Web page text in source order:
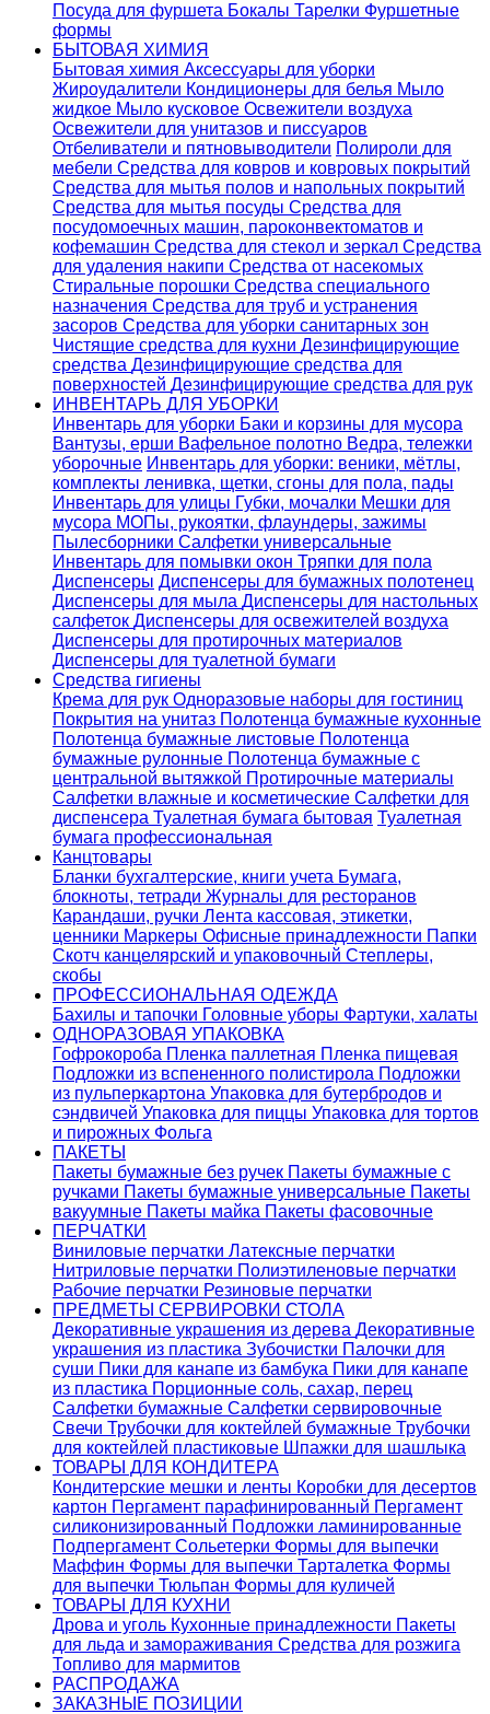
Посуда для фуршета Бокалы Тарелки Фуршетные
формы
БЫТОВАЯ ХИМИЯ
Бытовая химия Аксессуары для уборки
Жироудалители Кондиционеры для белья Мыло
жидкое Мыло кусковое Освежители воздуха
Освежители для унитазов и писсуаров
Отбеливатели и пятновыводители Полироли для
мебели Средства для ковров и ковровых покрытий
Средства для мытья полов и напольных покрытий
Средства для мытья посуды Средства для
посудомоечных машин, пароконвектоматов и
кофемашин Средства для стекол и зеркал Средства
для удаления накипи Средства от насекомых
Стиральные порошки Cредства специального
назначения Средства для труб и устранения
засоров Средства для уборки санитарных зон
Чистящие средства для кухни Дезинфицирующие
средства Дезинфицирующие средства для
поверхностей Дезинфицирующие средства для рук
ИНВЕНТАРЬ ДЛЯ УБОРКИ
Инвентарь для уборки Баки и корзины для мусора
Вантузы, ерши Вафельное полотно Ведра, тележки
уборочные Инвентарь для уборки: веники, мётлы,
комплекты ленивка, щетки, сгоны для пола, пады
Инвентарь для улицы Губки, мочалки Мешки для
мусора МОПы, рукоятки, флаундеры, зажимы
Пылесборники Салфетки универсальные
Инвентарь для помывки окон Тряпки для пола
Диспенсеры Диспенсеры для бумажных полотенец
Диспенсеры для мыла Диспенсеры для настольных
салфеток Диспенсеры для освежителей воздуха
Диспенсеры для протирочных материалов
Диспенсеры для туалетной бумаги
Средства гигиены
Крема для рук Одноразовые наборы для гостиниц
Покрытия на унитаз Полотенца бумажные кухонные
Полотенца бумажные листовые Полотенца
бумажные рулонные Полотенца бумажные с
центральной вытяжкой Протирочные материалы
Салфетки влажные и косметические Салфетки для
диспенсера Туалетная бумага бытовая Туалетная
бумага профессиональная
Канцтовары
Бланки бухгалтерские, книги учета Бумага,
блокноты, тетради Журналы для ресторанов
Карандаши, ручки Лента кассовая, этикетки,
ценники Маркеры Офисные принадлежности Папки
Скотч канцелярский и упаковочный Степлеры,
скобы
ПРОФЕССИОНАЛЬНАЯ ОДЕЖДА
Бахилы и тапочки Головные уборы Фартуки, халаты
ОДНОРАЗОВАЯ УПАКОВКА
Гофрокороба Пленка паллетная Пленка пищевая
Подложки из вспененного полистирола Подложки
из пульперкартона Упаковка для бутербродов и
сэндвичей Упаковка для пиццы Упаковка для тортов
и пирожных Фольга
ПАКЕТЫ
Пакеты бумажные без ручек Пакеты бумажные с
ручками Пакеты бумажные универсальные Пакеты
вакуумные Пакеты майка Пакеты фасовочные
ПЕРЧАТКИ
Виниловые перчатки Латексные перчатки
Нитриловые перчатки Полиэтиленовые перчатки
Рабочие перчатки Резиновые перчатки
ПРЕДМЕТЫ СЕРВИРОВКИ СТОЛА
Декоративные украшения из дерева Декоративные
украшения из пластика Зубочистки Палочки для
суши Пики для канапе из бамбука Пики для канапе
из пластика Порционные соль, сахар, перец
Салфетки бумажные Салфетки сервировочные
Свечи Трубочки для коктейлей бумажные Трубочки
для коктейлей пластиковые Шпажки для шашлыка
ТОВАРЫ ДЛЯ КОНДИТЕРА
Кондитерские мешки и ленты Коробки для десертов
картон Пергамент парафинированный Пергамент
силиконизированный Подложки ламинированные
Подпергамент Сольетерки Формы для выпечки
Маффин Формы для выпечки Тарталетка Формы
для выпечки Тюльпан Формы для куличей
ТОВАРЫ ДЛЯ КУХНИ
Дрова и уголь Кухонные принадлежности Пакеты
для льда и замораживания Средства для розжига
Топливо для мармитов
РАСПРОДАЖА
ЗАКАЗНЫЕ ПОЗИЦИИ